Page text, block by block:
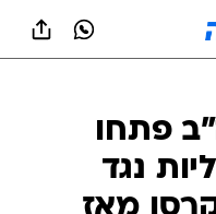
פתחו
נגד